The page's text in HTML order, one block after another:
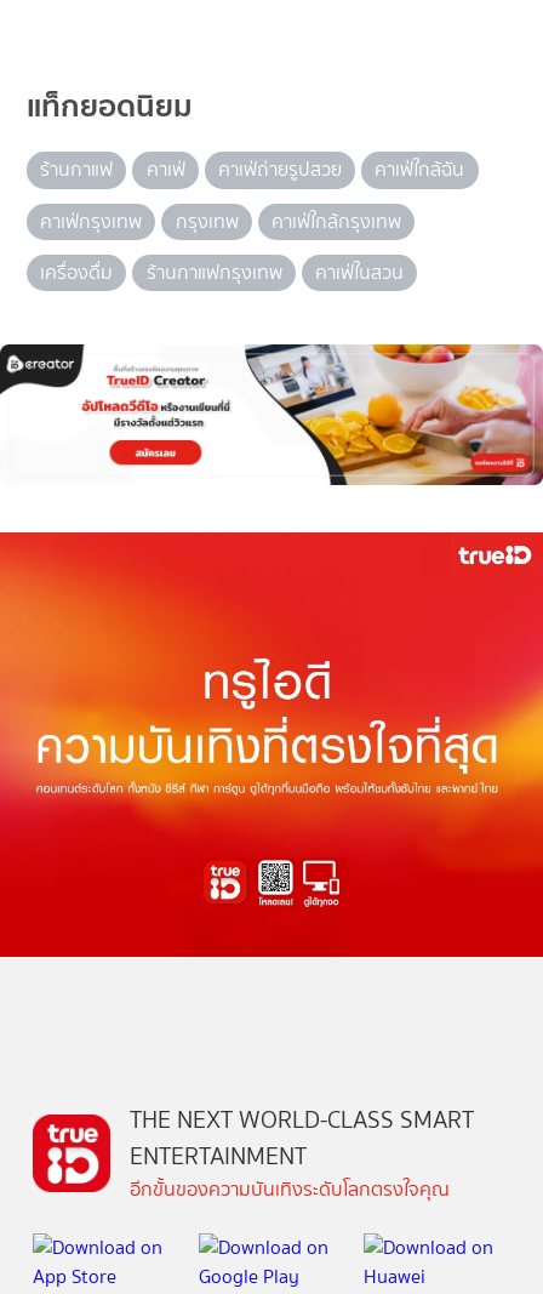
แท็กยอดนิยม
ร้านกาแฟ คาเฟ่ คาเฟ่ถ่ายรูปสวย
คาเฟ่ใกล้ฉัน
คาเฟ่กรุงเทพ
กรุงเทพ
คาเฟ่ใกล้กรุงเทพ
เครื่องดื่ม
ร้านกาแฟกรุงเทพ คาเฟ่ในสวน
THE NEXT WORLD-CLASS SMART
ENTERTAINMENT
อีกขั้นของความบันเทิงระดับโลกตรงใจคุณ